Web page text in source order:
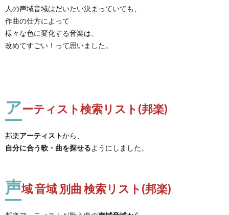
人の声域音域はだいたい決まっていても、
作曲の仕方によって
様々な色に変化する音楽は、
改めてすごい！って思いました。
アーティスト検索リスト(邦楽)
邦楽アーティストから、
自分に合う歌・曲を探せるようにしました。
声域 音域 別曲 検索リスト(邦楽)